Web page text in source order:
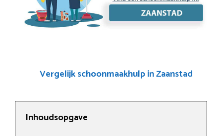
Vergelijk schoonmaakhulp in Zaanstad
Inhoudsopgave